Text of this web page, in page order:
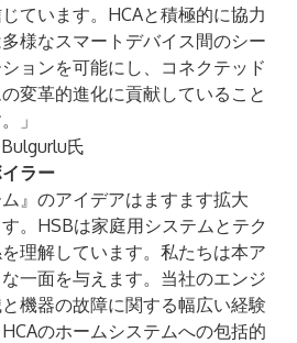
ています。HCAと積極的に協力
様なスマートデバイス間のシー
ョンを可能にし、コネクテッド
変革的進化に貢献していること
」
氏
ラー
』のアイデアはますます拡大
。HSBは家庭用システムとテク
理解しています。私たちは本ア
一面を与えます。当社のエンジ
機器の故障に関する幅広い経験
のホームシステムへの包括的